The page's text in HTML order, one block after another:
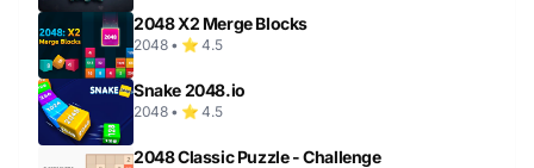
2048 X2 Merge Blocks
2048 • ⭐ 4.5
Snake 2048.io
2048 • ⭐ 4.5
2048 Classic Puzzle - Challenge